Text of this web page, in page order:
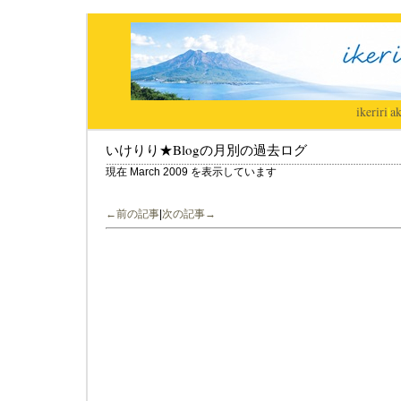
ikeriri|
いけりり★Blogの月別の過去ログ
現在 March 2009 を表示しています
←前の記事 次の記事→